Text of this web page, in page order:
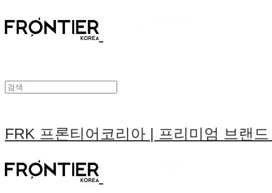
FRK 프론티어코리아 | 프리미엄 브랜